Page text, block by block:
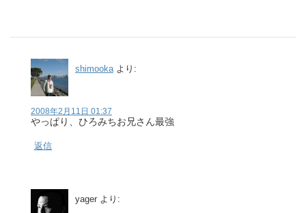
shimooka より:
2008年2月11日 01:37
やっぱり、ひろみちお兄さん最強
返信
yager より: